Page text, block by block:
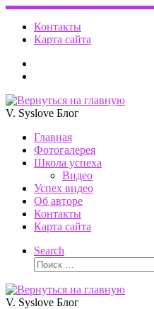
Перейти
содержимому
Контакты
Карта сайта
V. Syslove Блог
Главная
Фотогалерея
Школа успеха
Видео
Успех видео
Об авторе
Контакты
Карта сайта
Search
Поиск
V. Syslove Блог